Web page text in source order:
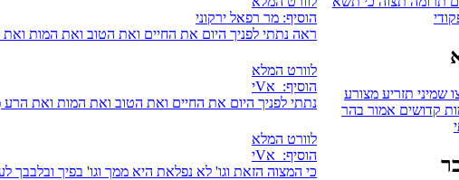
שמיני תזריע מצורע
קדושים אמור בהר
הוסיף: מר רפאל ירקוני
ראה נתתי לפניך היום את החיים ואת הטוב ואת המות
לוורט המלא
הוסיף: אVי
נתתי לפניך היום את החיים ואת הטוב ואת המות ואת הרע
לוורט המלא
הוסיף: אVי
כי המצוה הזאת וגו' לא נפלאת היא ממך וגו' בפיך ובלבבך